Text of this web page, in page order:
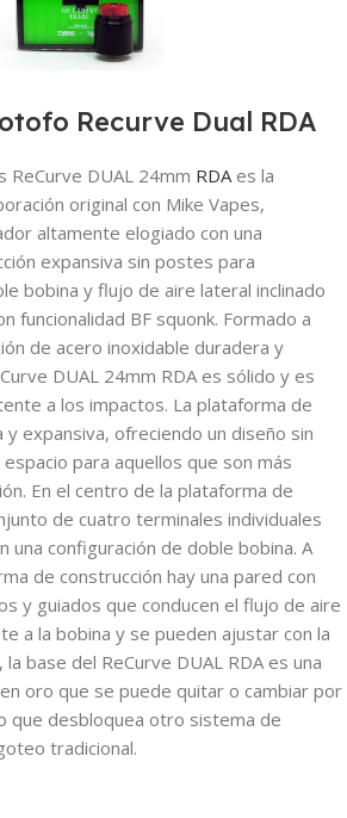
Recurve Dual RDA
ReCurve DUAL 24mm RDAes la
original con Mike Vapes,
altamente elogiado con una
expansiva sin postes para
bobina y flujo de aire lateral inclinado
funcionalidad BF squonk. Formado a
de acero inoxidable duradera y
DUAL 24mm RDA es sólido y es
a los impactos. La plataforma de
expansiva, ofreciendo un diseño sin
para aquellos que son más
En el centro de la plataforma de
de cuatro terminales individuales
una configuración de doble bobina. A
de construcción hay una pared con
y guiados que conducen el flujo de aire
a la bobina y se pueden ajustar con la
base del ReCurve DUAL RDA es una
oro que se puede quitar o cambiar por
que desbloquea otro sistema de
tradicional.